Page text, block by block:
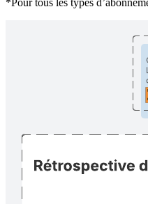
*Pour tous les types